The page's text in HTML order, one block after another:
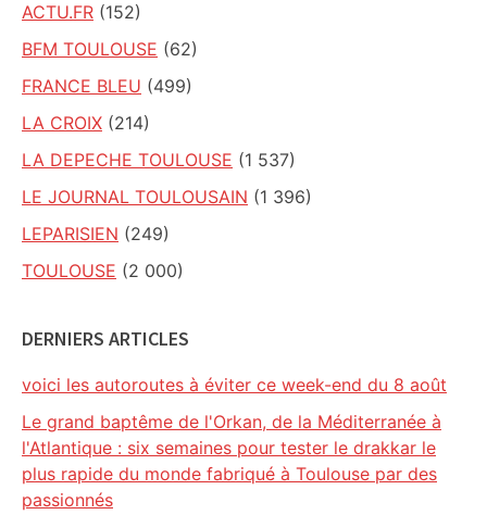
ACTU.FR (152)
BFM TOULOUSE (62)
FRANCE BLEU (499)
LA CROIX (214)
LA DEPECHE TOULOUSE (1 537)
LE JOURNAL TOULOUSAIN (1 396)
LEPARISIEN (249)
TOULOUSE (2 000)
DERNIERS ARTICLES
voici les autoroutes à éviter ce week-end du 8 août
Le grand baptême de l'Orkan, de la Méditerranée à
l'Atlantique : six semaines pour tester le drakkar le
plus rapide du monde fabriqué à Toulouse par des
passionnés